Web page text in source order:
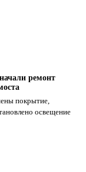
ремонт
покрытие,
освещение